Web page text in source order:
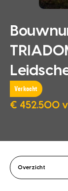
Verkocht
€ 452.500
Overzicht